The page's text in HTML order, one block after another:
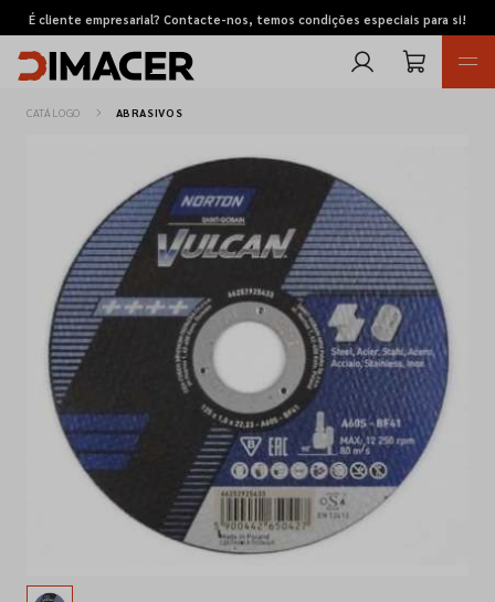
É cliente empresarial? Contacte-nos, temos condições especiais para si!
Retomas
Pedidos de cotação
Marcas
Favoritos
CATÁLOGO ABRASIVOS